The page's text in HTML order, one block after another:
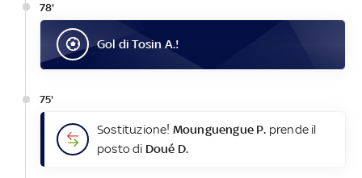
78'
Gol diTosin A.!
75'
Sostituzione! Mounguengue P. prende il
posto di Doué D.